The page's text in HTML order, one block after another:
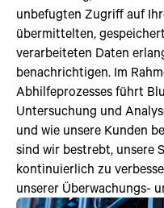
unbefugten Zugriff auf
übermittelten,
verarbeiteten Daten
benachrichtigen. Im
Abhilfeprozesses führt
Untersuchung und
und wie unsere Kunden
sind wir bestrebt, unsere
kontinuierlich zu
unserer Überwachungs-